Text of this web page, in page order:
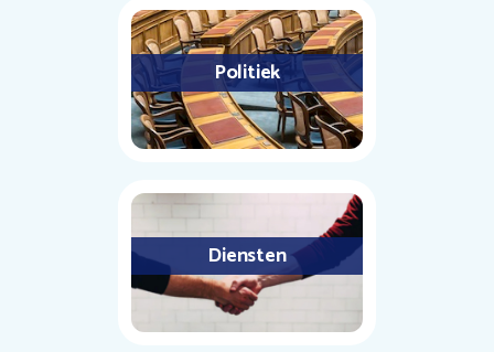
Politiek
Diensten